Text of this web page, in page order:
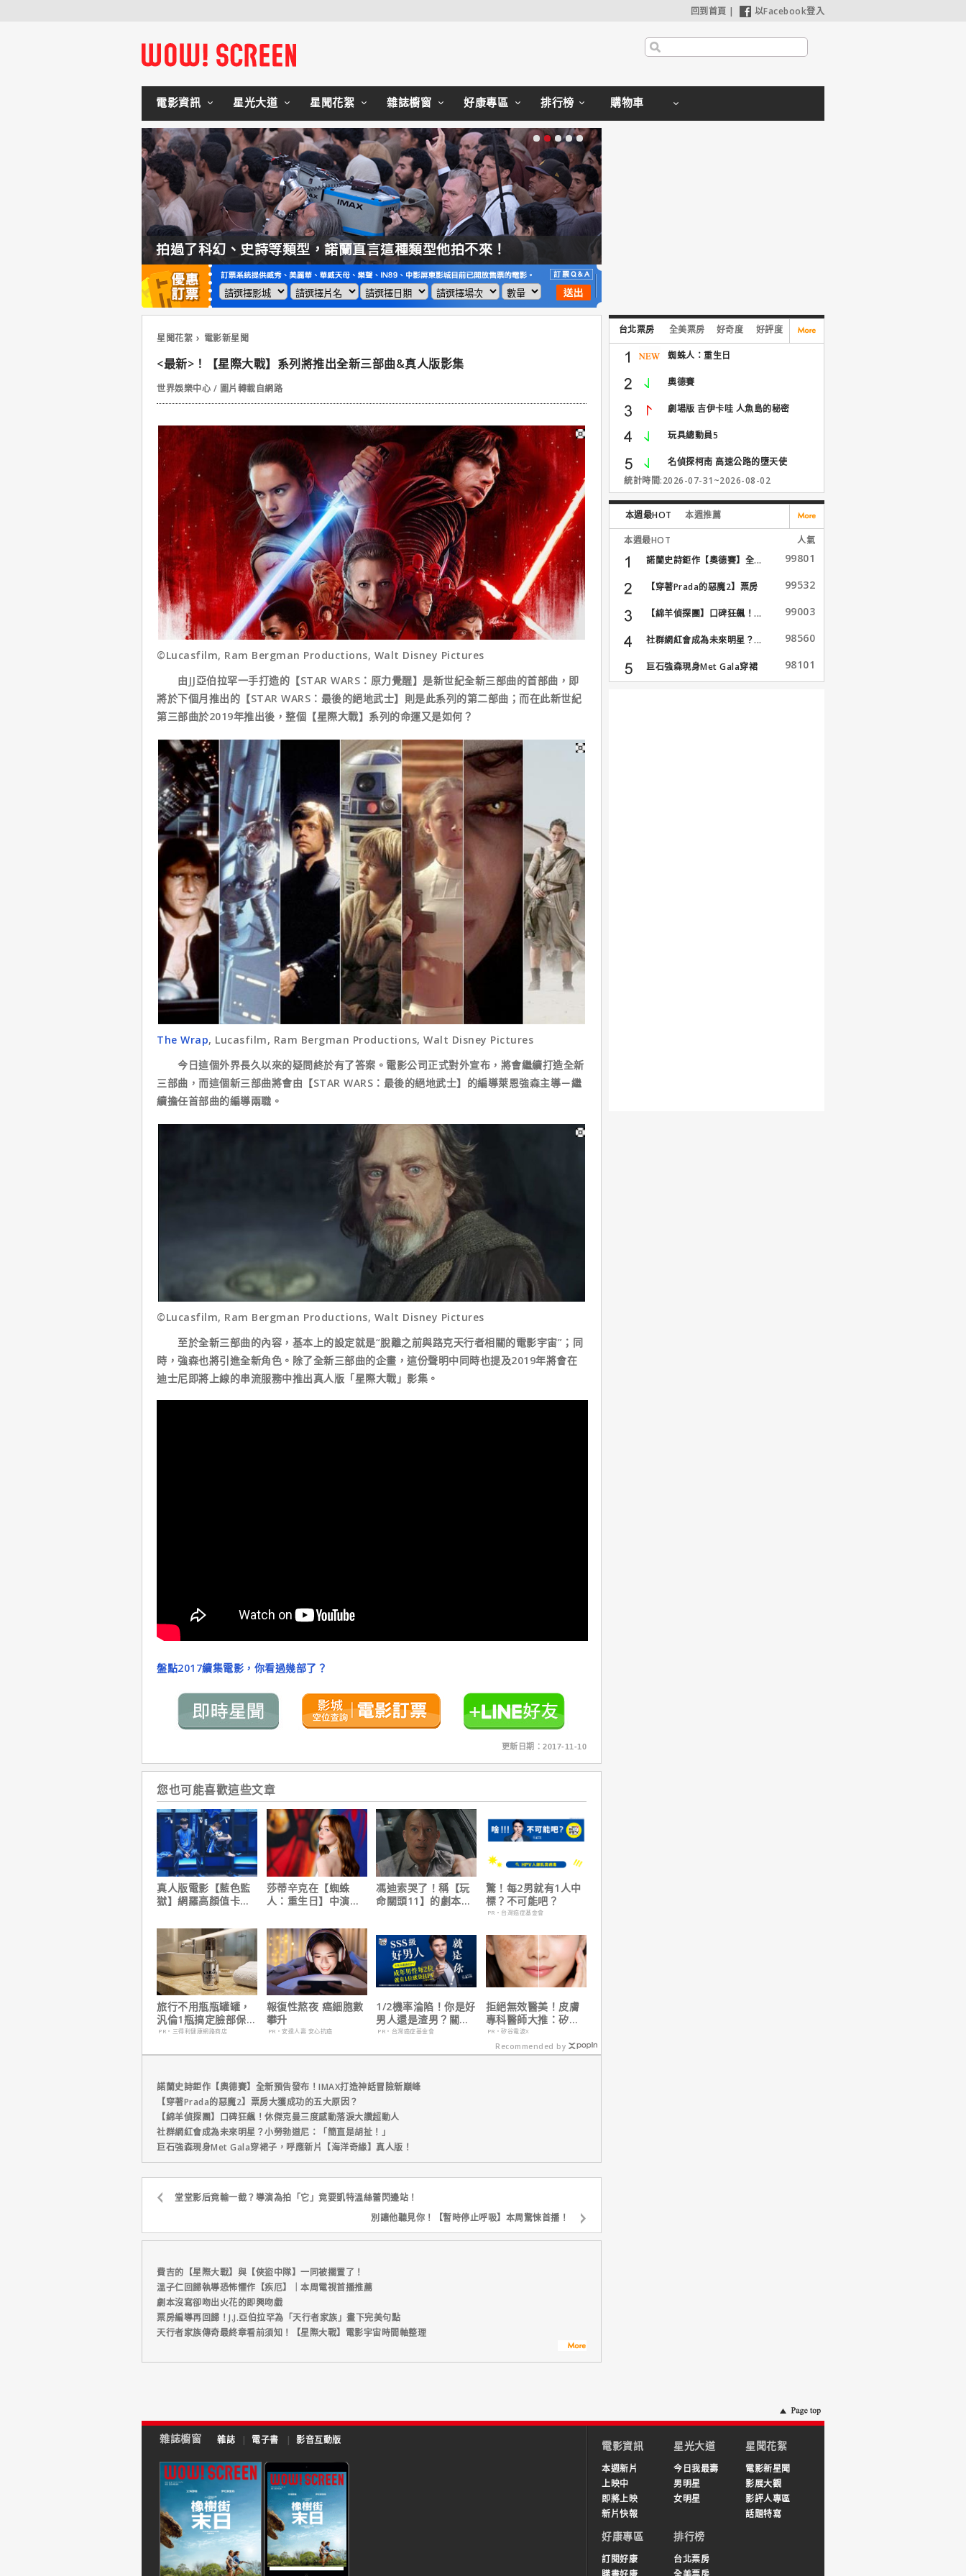
回到首頁 | 以Facebook登入
電影資訊 星光大道 星聞花絮 雜誌櫥窗 好康專區 排行榜 購物車
拍過了科幻、史詩等類型，諾蘭直言這種類型他拍不來！
星聞花絮 電影新星聞
<最新>！【星際大戰】系列將推出全新三部曲&真人版影集
世界娛樂中心 / 圖片轉載自網路
©Lucasfilm, Ram Bergman Productions, Walt Disney Pictures
由JJ亞伯拉罕一手打造的【STAR WARS：原力覺醒】是新世紀全新三部曲的首部曲，即
將於下個月推出的【STAR WARS：最後的絕地武士】則是此系列的第二部曲；而在此新世紀
第三部曲於2019年推出後，整個【星際大戰】系列的命運又是如何？
The Wrap, Lucasfilm, Ram Bergman Productions, Walt Disney Pictures
今日這個外界長久以來的疑問終於有了答案。電影公司正式對外宣布，將會繼續打造全新
三部曲，而這個新三部曲將會由【STAR WARS：最後的絕地武士】的編導萊恩強森主導－繼
續擔任首部曲的編導兩職。
©Lucasfilm, Ram Bergman Productions, Walt Disney Pictures
至於全新三部曲的內容，基本上的設定就是“脫離之前與路克天行者相關的電影宇宙”；同
時，強森也將引進全新角色。除了全新三部曲的企畫，這份聲明中同時也提及2019年將會在
迪士尼即將上線的串流服務中推出真人版「星際大戰」影集。
盤點2017續集電影，你看過幾部了？
更新日期：2017-11-10
您也可能喜歡這些文章
真人版電影【藍色監
獄】網羅高顏值卡司
莎蒂辛克在【蜘蛛
人：重生日】中演的
下伏筆？
馮迪索哭了！稱【玩
命關頭11】的劇本是
驚！每2男就有1人中
標？不可能吧？
PR・台灣癌症基金會
旅行不用瓶瓶罐罐，
汎倫1瓶搞定臉部保
養！
PR・三得利健康網路商店
報復性熬夜 癌細胞數
攀升
PR・安達人壽 安心抗癌
1/2機率淪陷！你是好
男人還是渣男？關鍵
在這
PR・台灣癌症基金會
拒絕無效醫美！皮膚
專科醫師大推：矽谷
電波 X 讓肌膚由內而
外更強韌
PR・矽谷電波X
Recommended by
諾蘭史詩鉅作【奧德賽】全新預告發布！IMAX打造神話冒險新巔峰
【穿著Prada的惡魔2】票房大獲成功的五大原因？
【綿羊偵探團】口碑狂飆！休傑克曼三度感動落淚大讚超動人
社群網紅會成為未來明星？小勞勃道尼：「簡直是胡扯！」
巨石強森現身Met Gala穿裙子，呼應新片【海洋奇緣】真人版！
堂堂影后竟輸一截？導演為拍「它」竟要凱特溫絲蕾閃邊站！
別讓他聽見你！【暫時停止呼吸】本周驚悚首播！
費吉的【星際大戰】與【俠盜中隊】一同被擱置了！
溫子仁回歸執導恐怖懼作【疾厄】｜本周電視首播推薦
劇本沒寫卻吻出火花的即興吻戲
票房編導再回歸！J.J.亞伯拉罕為「天行者家族」畫下完美句點
天行者家族傳奇最終章看前須知！【星際大戰】電影宇宙時間軸整理
台北票房 全美票房 好奇度 好評度
蜘蛛人：重生日
奧德賽
劇場版 吉伊卡哇 人魚島的秘密
玩具總動員5
名偵探柯南 高速公路的墮天使
統計時間:2026-07-31~2026-08-02
本週最HOT 本週推薦
本週最HOT
人氣
諾蘭史詩鉅作【奧德賽】全...
99801
【穿著Prada的惡魔2】票房
99532
【綿羊偵探團】口碑狂飆！... 99003
社群網紅會成為未來明星？... 98560
巨石強森現身Met Gala穿裙
子...
98101
雜誌櫥窗 雜誌 | 電子書 | 影音互動版 電影資訊
本週新片
上映中
即將上映
新片快報
星光大道
今日我最壽
男明星
女明星
星聞花絮
電影新星聞
影展大觀
影評人專區
話題特寫
好康專區
訂閱好康
排行榜
台北票房